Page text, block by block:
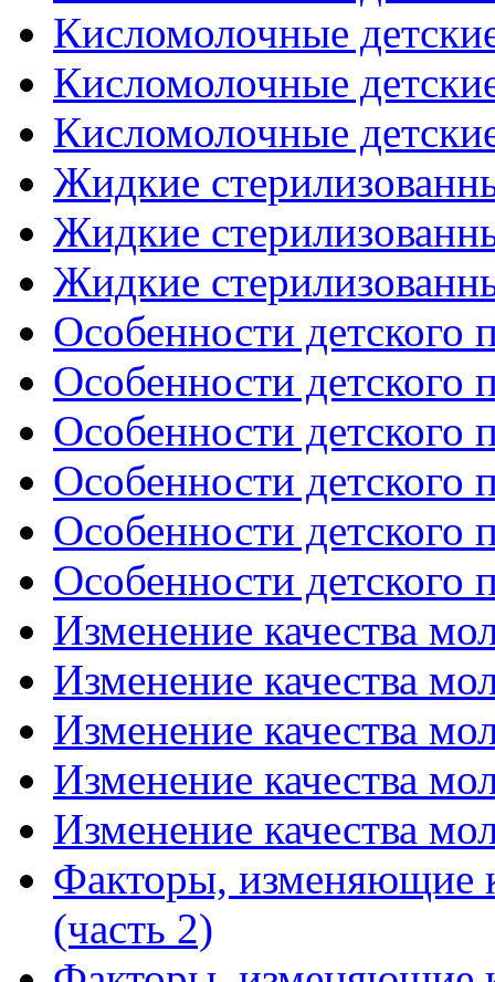
Кисломолочные
Кисломолочные
Кисломолочные
Жидкие
Жидкие
Жидкие
Особенности детского
Особенности детского
Особенности детского
Особенности детского
Особенности детского
Особенности детского
Изменение качества
Изменение качества
Изменение качества
Изменение качества
Изменение качества
Факторы, изменяющие
(часть 2)